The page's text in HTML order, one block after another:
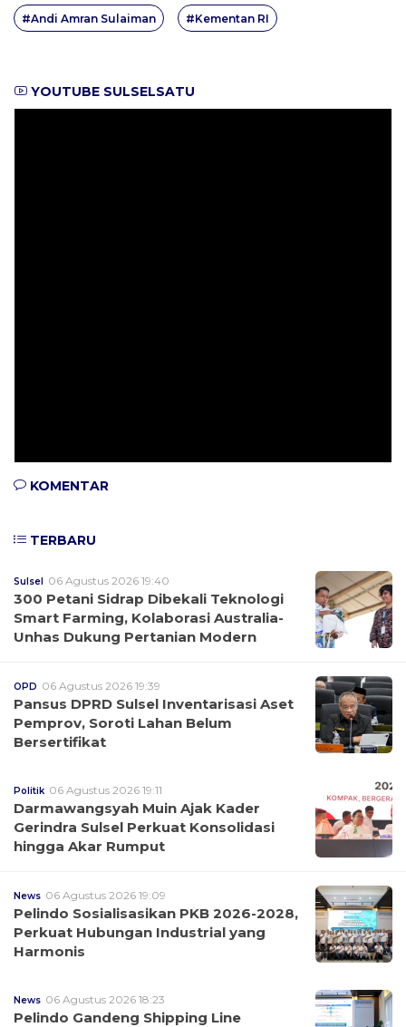
#Andi Amran Sulaiman #Kementan RI
YOUTUBE SULSELSATU
KOMENTAR
TERBARU
Sulsel 06 Agustus 2026 19:40
300 Petani Sidrap Dibekali Teknologi
Smart Farming, Kolaborasi Australia-
Unhas Dukung Pertanian Modern
OPD 06 Agustus 2026 19:39
Pansus DPRD Sulsel Inventarisasi Aset
Pemprov, Soroti Lahan Belum
Bersertifikat
Politik 06 Agustus 2026 19:11
Darmawangsyah Muin Ajak Kader
Gerindra Sulsel Perkuat Konsolidasi
hingga Akar Rumput
News 06 Agustus 2026 19:09
Pelindo Sosialisasikan PKB 2026-2028,
Perkuat Hubungan Industrial yang
Harmonis
News 06 Agustus 2026 18:23
Pelindo Gandeng Shipping Line